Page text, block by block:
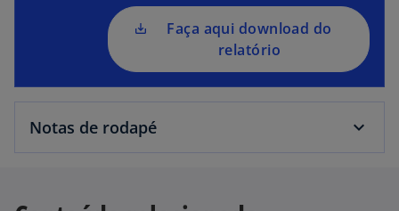
Faça aqui download do
relatório
Notas de rodapé